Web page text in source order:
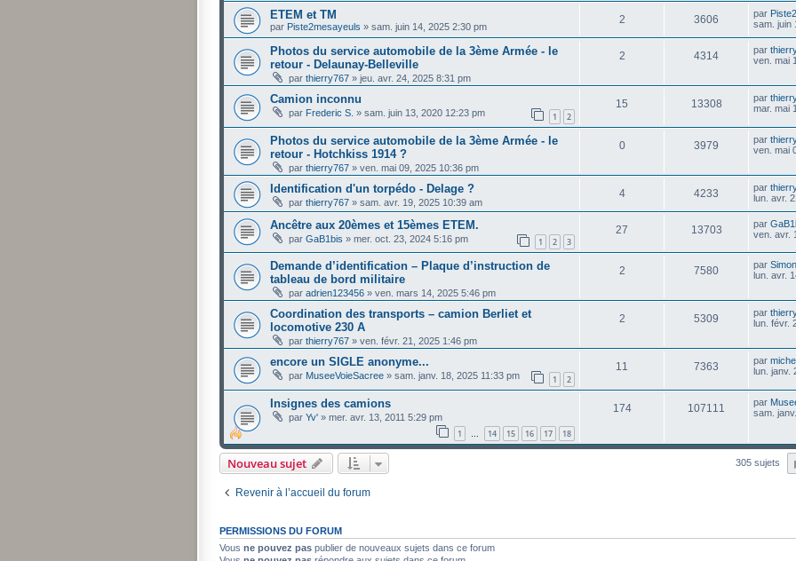
ETEM et TM
par Piste2mesayeuls » sam. juin 14, 2025 2:30 pm
2 3606 par
sam. juin
Photos du service automobile de la 3ème Armée - le
retour - Delaunay-Belleville
par thierry767 » jeu. avr. 24, 2025 8:31 pm
2 4314 par
ven. mai
Camion inconnu
par Frederic S. » sam. juin 13, 2020 12:23 pm 1 2
15 13308 par
mar. mai
Photos du service automobile de la 3ème Armée - le
retour - Hotchkiss 1914 ?
par thierry767 » ven. mai 09, 2025 10:36 pm
0 3979 par
ven. mai
Identification d'un torpédo - Delage ?
par thierry767 » sam. avr. 19, 2025 10:39 am
4 4233 par
lun. avr.
Ancêtre aux 20èmes et 15èmes ETEM.
par GaB1bis » mer. oct. 23, 2024 5:16 pm 1 2 3
27 13703 par
ven. avr.
Demande d’identification – Plaque d’instruction de
tableau de bord militaire
par adrien123456 » ven. mars 14, 2025 5:46 pm
2 7580 par
lun. avr.
Coordination des transports – camion Berliet et
locomotive 230 A
par thierry767 » ven. févr. 21, 2025 1:46 pm
2 5309 par
lun. févr.
encore un SIGLE anonyme...
par MuseeVoieSacree » sam. janv. 18, 2025 11:33 pm 1 2
11 7363 par
lun. janv.
Insignes des camions
par Yv' » mer. avr. 13, 2011 5:29 pm
1 … 14 15 16 17 18
174 107111 par
sam.
Nouveau sujet 305 sujets
Revenir à l’accueil du forum
PERMISSIONS DU FORUM
Vous ne pouvez pas publier de nouveaux sujets dans ce forum